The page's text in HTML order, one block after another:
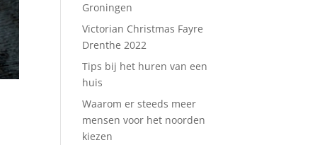
Groningen
Victorian Christmas Fayre
Drenthe 2022
Tips bij het huren van een
huis
Waarom er steeds meer
mensen voor het noorden
kiezen